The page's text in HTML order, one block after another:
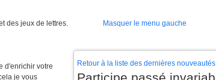
des jeux de lettres. Masquer le menu gauche
d'enrichir votre
je vous
Retour à la liste des dernières nouveautés